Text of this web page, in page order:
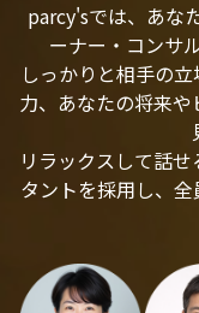
parcy'sでは、あな
ーナー・コンサ
しっかりと相手の
力、あなたの将来
リラックスして話
タントを採用し、全